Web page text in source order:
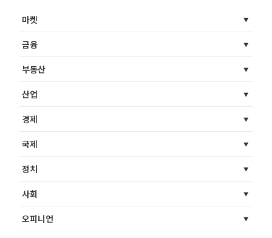
마켓
금융
부동산
산업
경제
국제
정치
사회
오피니언